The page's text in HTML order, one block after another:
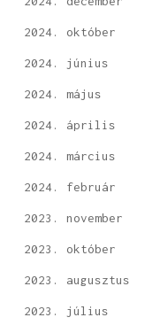
2024. október
2024. június
2024. május
2024. április
2024. március
2024. február
2023. november
2023. október
2023. augusztus
2023. július